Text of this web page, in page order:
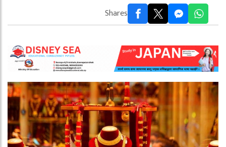
Shares